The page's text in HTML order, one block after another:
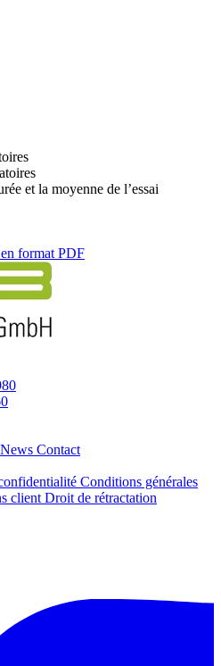
et la moyenne de l’essai
format PDF
Contact
Conditions générales
client Droit de rétractation